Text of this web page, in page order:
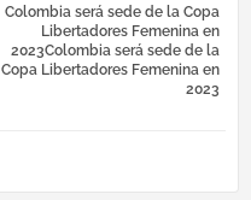
egr
am
atsa
pp
Colombia será sede de la Copa
Libertadores Femenina en
2023Colombia será sede de la
Copa Libertadores Femenina en
2023